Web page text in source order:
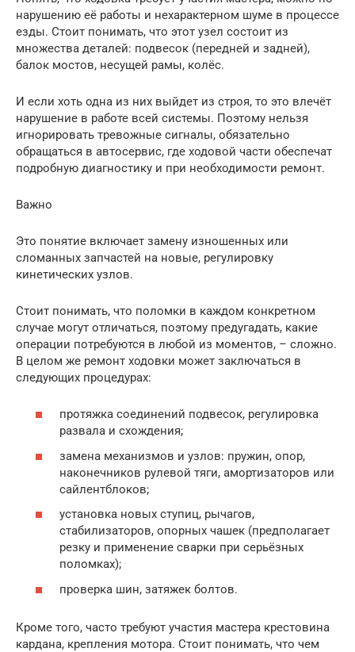
нарушению её работы и нехарактерном шуме в процессе
езды. Стоит понимать, что этот узел состоит из
множества деталей: подвесок (передней и задней),
балок мостов, несущей рамы, колёс.
И если хоть одна из них выйдет из строя, то это влечёт
нарушение в работе всей системы. Поэтому нельзя
игнорировать тревожные сигналы, обязательно
обращаться в автосервис, где ходовой части обеспечат
подробную диагностику и при необходимости ремонт.
Важно
Это понятие включает замену изношенных или
сломанных запчастей на новые, регулировку
кинетических узлов.
Стоит понимать, что поломки в каждом конкретном
случае могут отличаться, поэтому предугадать, какие
операции потребуются в любой из моментов, – сложно.
В целом же ремонт ходовки может заключаться в
следующих процедурах:
протяжка соединений подвесок, регулировка
развала и схождения;
замена механизмов и узлов: пружин, опор,
наконечников рулевой тяги, амортизаторов или
сайлентблоков;
установка новых ступиц, рычагов,
стабилизаторов, опорных чашек (предполагает
резку и применение сварки при серьёзных
поломках);
проверка шин, затяжек болтов.
Кроме того, часто требуют участия мастера крестовина
кардана, крепления мотора. Стоит понимать, что чем